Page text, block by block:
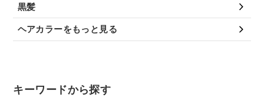
黒髪
ヘアカラーをもっと見る
キーワードから探す